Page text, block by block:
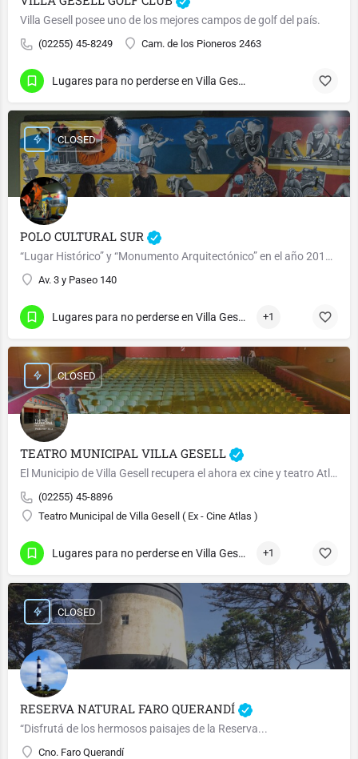
Villa Gesell posee uno de los mejores campos de golf del país.
(02255) 45-8249 Cam. de los Pioneros 2463
Lugares para no perderse en Villa Gesell
POLO CULTURAL SUR
“Lugar Histórico” y “Monumento Arquitectónico” en el año 2018 por Ordenanza 2820.
Av. 3 y Paseo 140
CLOSED
Lugares para no perderse en Villa Gesell +1
TEATRO MUNICIPAL VILLA GESELL
El Municipio de Villa Gesell recupera el ahora ex cine y teatro Atlas
(02255) 45-8896
Teatro Municipal de Villa Gesell ( Ex - Cine Atlas )
CLOSED
Lugares para no perderse en Villa Gesell +1
RESERVA NATURAL FARO QUERANDÍ
“Disfrutá de los hermosos paisajes de la Reserva...
Cno. Faro Querandí
CLOSED